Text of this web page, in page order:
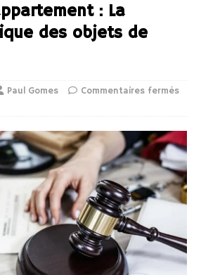
: La
des objets de
Paul Gomes Commentaires fermés